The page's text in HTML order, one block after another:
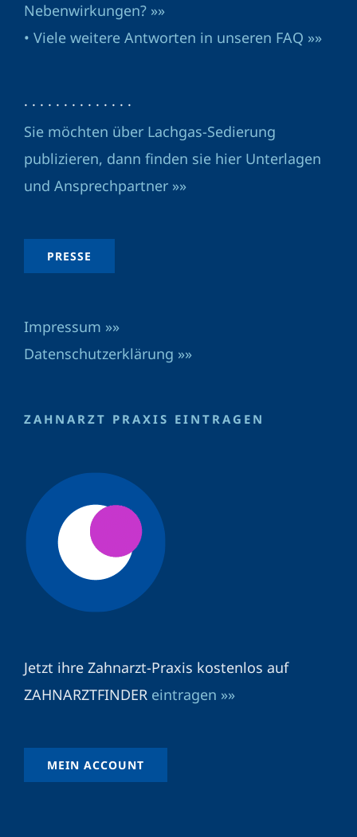
Nebenwirkungen? »»
• Viele weitere Antworten in unseren FAQ »»
· · · · · · · · · · · · · ·
Sie möchten über Lachgas-Sedierung
publizieren, dann finden sie hier Unterlagen
und Ansprechpartner »»
PRESSE
Impressum »»
Datenschutzerklärung »»
ZAHNARZT PRAXIS EINTRAGEN
Jetzt ihre Zahnarzt-Praxis kostenlos auf
ZAHNARZTFINDER eintragen »»
MEIN ACCOUNT